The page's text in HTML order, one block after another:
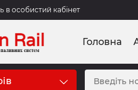
в особистий кабінет
Головна